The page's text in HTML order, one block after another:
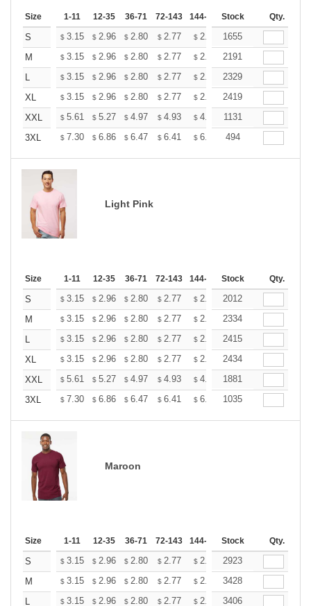
Size 1-11 12-35 36-71 72-143 144-287 288 + More
Stock Qty.
S $ 3.15 $ 2.96 $ 2.80 $ 2.77 $ 2.72 $2.70
1655
M
$ 3.15 $ 2.96 $ 2.80 $ 2.77 $ 2.72 $2.70
2191
L
$ 3.15 $ 2.96 $ 2.80 $ 2.77 $ 2.72 $2.70
2329
XL
$ 3.15 $ 2.96 $ 2.80 $ 2.77 $ 2.72 $2.70
2419
XXL
$ 5.61 $ 5.27 $ 4.97 $ 4.93 $ 4.85 $4.80
1131
3XL
$ 7.30 $ 6.86 $ 6.47 $ 6.41 $ 6.30 $6.25
494
Light Pink
Size 1-11 12-35 36-71 72-143 144-287 288 + More
Stock Qty.
S $ 3.15 $ 2.96 $ 2.80 $ 2.77 $ 2.72 $2.70
2012
M
$ 3.15 $ 2.96 $ 2.80 $ 2.77 $ 2.72 $2.70
2334
L
$ 3.15 $ 2.96 $ 2.80 $ 2.77 $ 2.72 $2.70
2415
XL
$ 3.15 $ 2.96 $ 2.80 $ 2.77 $ 2.72 $2.70
2434
XXL
$ 5.61 $ 5.27 $ 4.97 $ 4.93 $ 4.85 $4.80
1881
3XL
$ 7.30 $ 6.86 $ 6.47 $ 6.41 $ 6.30 $6.25
1035
Maroon
Size 1-11 12-35 36-71 72-143 144-287 288 + More
Stock Qty.
S $ 3.15 $ 2.96 $ 2.80 $ 2.77 $ 2.72 $2.70
2923
M
$ 3.15 $ 2.96 $ 2.80 $ 2.77 $ 2.72 $2.70
3428
L
$ 3.15 $ 2.96 $ 2.80 $ 2.77 $ 2.72 $2.70
3406